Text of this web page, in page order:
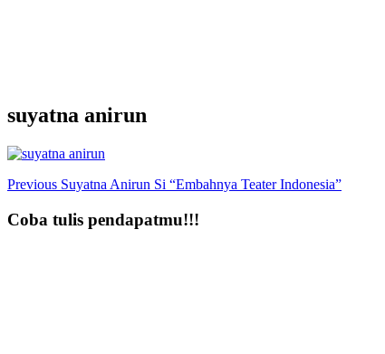
suyatna anirun
Post
Navigation
Previous Suyatna Anirun Si “Embahnya Teater Indonesia”
Coba tulis pendapatmu!!!